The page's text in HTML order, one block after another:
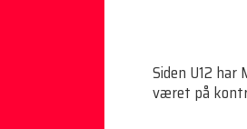
Siden U12 har
været på